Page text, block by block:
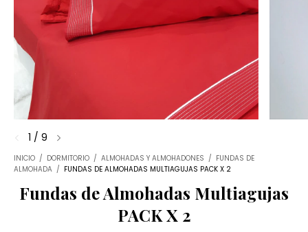
1 / 9
INICIO / DORMITORIO / ALMOHADAS Y ALMOHADONES / FUNDAS DE
ALMOHADA / FUNDAS DE ALMOHADAS MULTIAGUJAS PACK X 2
Fundas de Almohadas Multiagujas
PACK X 2